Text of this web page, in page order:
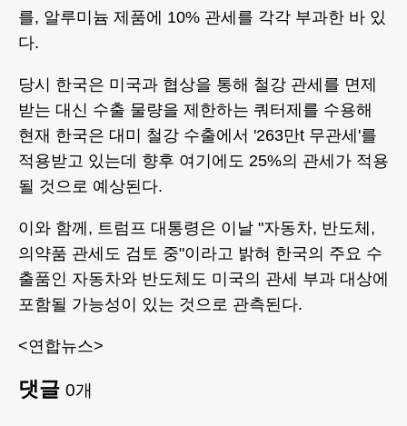
를, 알루미늄 제품에 10% 관세를 각각 부과한 바 있
다.
당시 한국은 미국과 협상을 통해 철강 관세를 면제
받는 대신 수출 물량을 제한하는 쿼터제를 수용해
현재 한국은 대미 철강 수출에서 '263만t 무관세'를
적용받고 있는데 향후 여기에도 25%의 관세가 적용
될 것으로 예상된다.
이와 함께, 트럼프 대통령은 이날 "자동차, 반도체,
의약품 관세도 검토 중"이라고 밝혀 한국의 주요 수
출품인 자동차와 반도체도 미국의 관세 부과 대상에
포함될 가능성이 있는 것으로 관측된다.
<연합뉴스>
댓글 0개